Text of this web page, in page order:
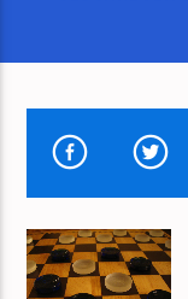
HUIDIG NUMMER
NIEUWE
DE NED TOP 40